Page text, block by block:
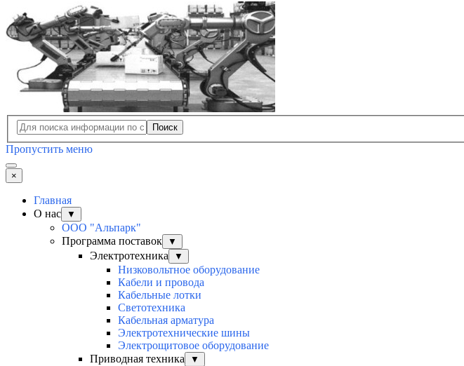
Поиск
Пропустить меню
×
Главная
О нас
▼
ООО "Альпарк"
Программа поставок
▼
Электротехника ▼
Низковольтное оборудование
Кабели и провода
Кабельные лотки
Светотехника
Кабельная арматура
Электротехнические шины
Электрощитовое оборудование
Приводная техника
▼